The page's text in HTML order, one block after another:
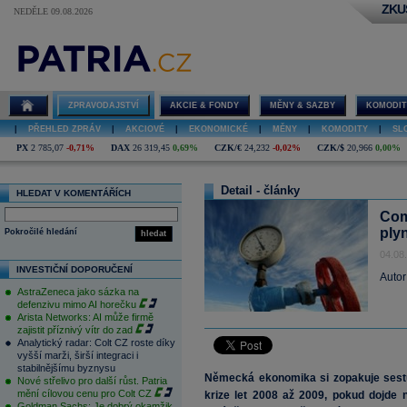
NEDĚLE 09.08.2026
ZPRAVODAJSTVÍ AKCIE & FONDY MĚNY & SAZBY
PŘEHLED ZPRÁV AKCIOVÉ EKONOMICKÉ MĚNY KOMODITY
PX 2 785,07 -0,71% DAX 26 319,45 0,69% CZK/€ 24,232 -0,02% CZK/$ 20,966 0,00%
HLEDAT V KOMENTÁŘÍCH
hledat
Pokročilé hledání
INVESTIČNÍ DOPORUČENÍ
AstraZeneca jako sázka na
defenzivu mimo AI horečku
Arista Networks: AI může firmě
zajistit příznivý vítr do zad
Analytický radar: Colt CZ roste díky
vyšší marži, širší integraci i
stabilnějšímu byznysu
Nové střelivo pro další růst. Patria
mění cílovou cenu pro Colt CZ
Detail - články
Německá ekonomika si zopakuje
krize let 2008 až 2009, pokud dojde